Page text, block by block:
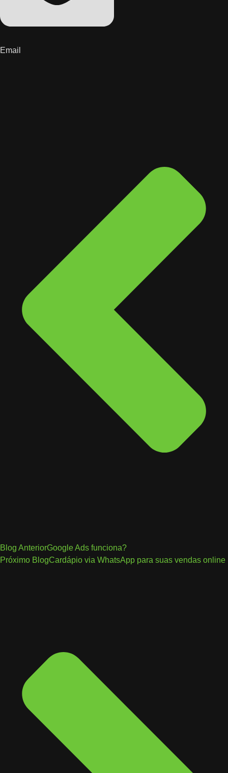
Email
Blog AnteriorGoogle Ads funciona?
Próximo BlogCardápio via WhatsApp para suas vendas online